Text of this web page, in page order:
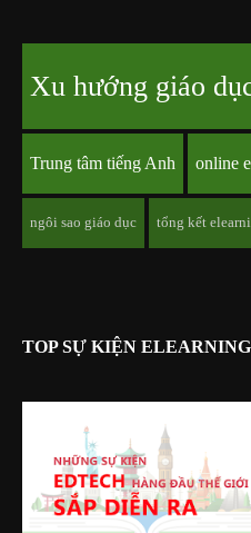
Xu hướng giáo
Trung tâm tiếng Anh online
ngôi sao giáo dục tổng kết
TOP SỰ KIỆN ELEARNING